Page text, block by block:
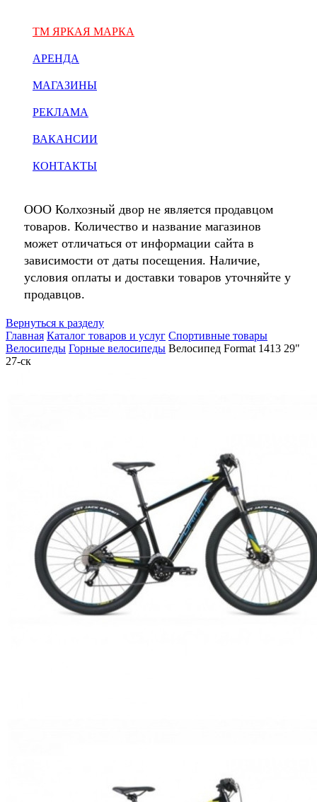
ТМ ЯРКАЯ МАРКА
АРЕНДА
МАГАЗИНЫ
РЕКЛАМА
ВАКАНСИИ
КОНТАКТЫ
ООО Колхозный двор не является продавцом
товаров. Количество и название магазинов
может отличаться от информации сайта в
зависимости от даты посещения. Наличие,
условия оплаты и доставки товаров уточняйте у
продавцов.
Вернуться к разделу
Главная Каталог товаров и услуг Спортивные товары
Велосипеды Горные велосипеды Велосипед Format 1413 29"
27-ск